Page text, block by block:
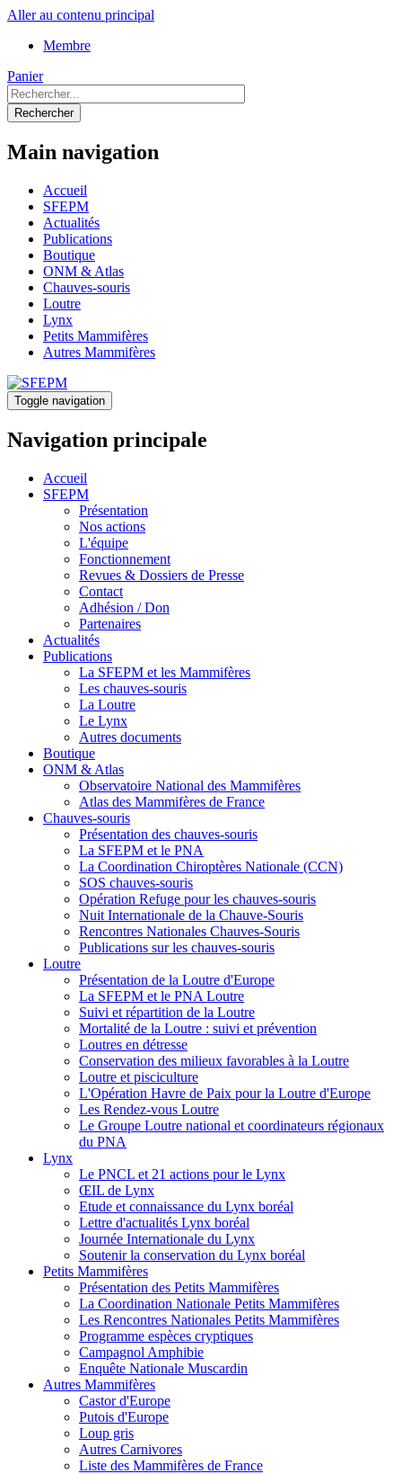
Aller au contenu principal
Membre
Panier
Rechercher
Main navigation
Accueil
SFEPM
Actualités
Publications
Boutique
ONM & Atlas
Chauves-souris
Loutre
Lynx
Petits Mammifères
Autres Mammifères
Toggle navigation
Navigation principale
Accueil
SFEPM
Présentation
Nos actions
L'équipe
Fonctionnement
Revues & Dossiers de Presse
Contact
Adhésion / Don
Partenaires
Actualités
Publications
La SFEPM et les Mammifères
Les chauves-souris
La Loutre
Le Lynx
Autres documents
Boutique
ONM & Atlas
Observatoire National des Mammifères
Atlas des Mammifères de France
Chauves-souris
Présentation des chauves-souris
La SFEPM et le PNA
La Coordination Chiroptères Nationale (CCN)
SOS chauves-souris
Opération Refuge pour les chauves-souris
Nuit Internationale de la Chauve-Souris
Rencontres Nationales Chauves-Souris
Publications sur les chauves-souris
Loutre
Présentation de la Loutre d'Europe
La SFEPM et le PNA Loutre
Suivi et répartition de la Loutre
Mortalité de la Loutre : suivi et prévention
Loutres en détresse
Conservation des milieux favorables à la Loutre
Loutre et pisciculture
L'Opération Havre de Paix pour la Loutre d'Europe
Les Rendez-vous Loutre
Le Groupe Loutre national et coordinateurs régionaux
du PNA
Lynx
Le PNCL et 21 actions pour le Lynx
ŒIL de Lynx
Etude et connaissance du Lynx boréal
Lettre d'actualités Lynx boréal
Journée Internationale du Lynx
Soutenir la conservation du Lynx boréal
Petits Mammifères
Présentation des Petits Mammifères
La Coordination Nationale Petits Mammifères
Les Rencontres Nationales Petits Mammifères
Programme espèces cryptiques
Campagnol Amphibie
Enquête Nationale Muscardin
Autres Mammifères
Castor d'Europe
Putois d'Europe
Loup gris
Autres Carnivores
Liste des Mammifères de France